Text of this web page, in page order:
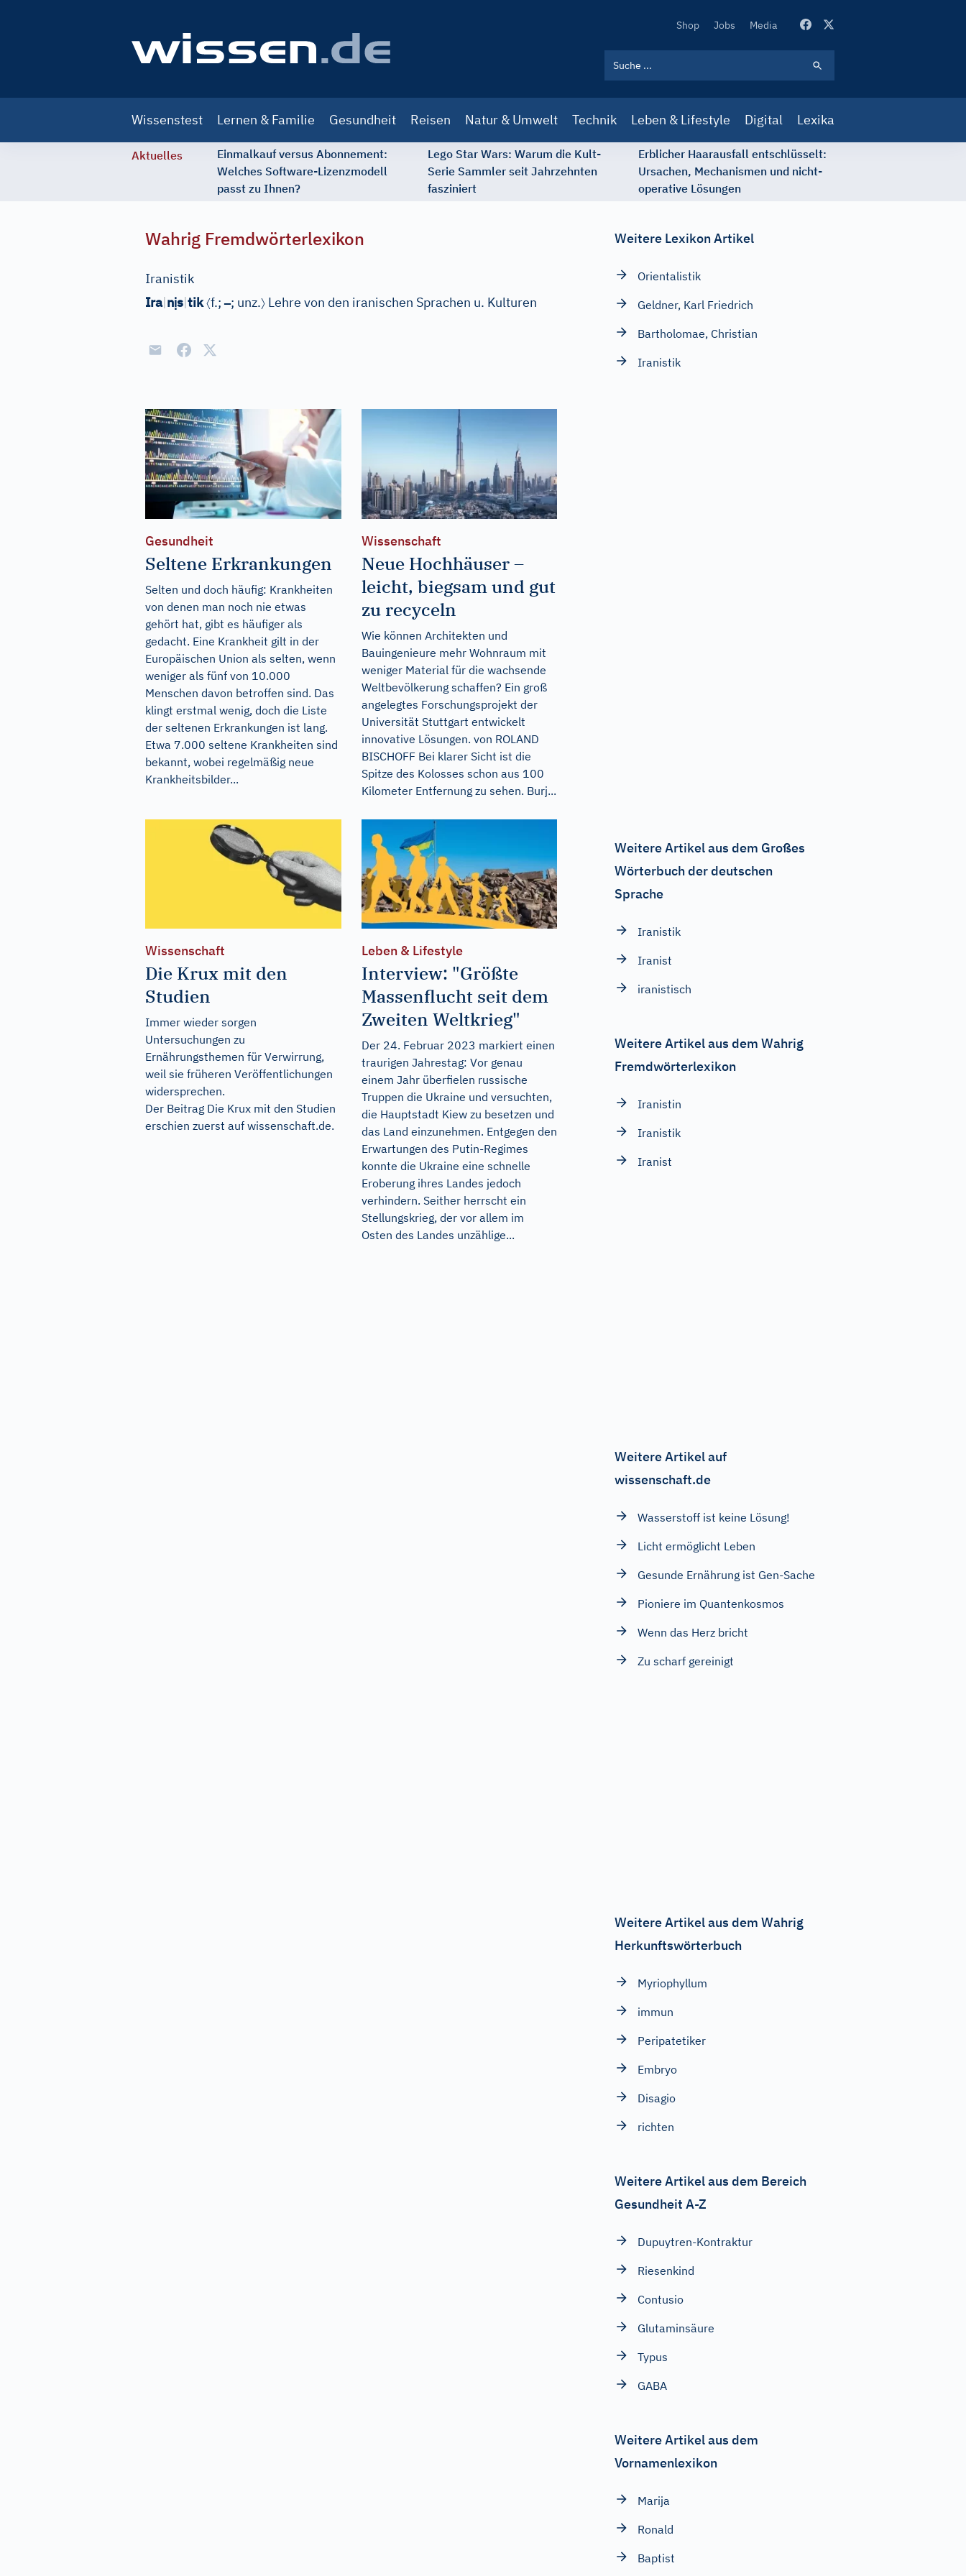
Secondary
Shop Jobs Media
navigation
Wissenstest Lernen & Familie Gesundheit Reisen Natur & Umwelt Technik Leben & Lifestyle Digital Lexika
Aktuelles
Einmalkauf versus Abonnement:
Welches Software-Lizenzmodell
passt zu Ihnen?
Lego Star Wars: Warum die Kult-
Serie Sammler seit Jahrzehnten
fasziniert
Erblicher Haarausfall entschlüsselt:
Ursachen, Mechanismen und nicht-
operative Lösungen
Wahrig Fremdwörterlexikon
Iranistik
Ira|nịs|tik〈f.;–; unz.〉 Lehre von den iranischen Sprachen u. Kulturen
Gesundheit
Seltene Erkrankungen
Selten und doch häufig: Krankheiten
von denen man noch nie etwas
gehört hat, gibt es häufiger als
gedacht. Eine Krankheit gilt in der
Europäischen Union als selten, wenn
weniger als fünf von 10.000
Menschen davon betroffen sind. Das
klingt erstmal wenig, doch die Liste
der seltenen Erkrankungen ist lang.
Etwa 7.000 seltene Krankheiten sind
bekannt, wobei regelmäßig neue
Krankheitsbilder...
Wissenschaft
Neue Hochhäuser –
leicht, biegsam und gut
zu recyceln
Wie können Architekten und
Bauingenieure mehr Wohnraum mit
weniger Material für die wachsende
Weltbevölkerung schaffen? Ein groß
angelegtes Forschungsprojekt der
Universität Stuttgart entwickelt
innovative Lösungen. von ROLAND
BISCHOFF Bei klarer Sicht ist die
Spitze des Kolosses schon aus 100
Kilometer Entfernung zu sehen. Burj...
Wissenschaft
Die Krux mit den
Studien
Immer wieder sorgen
Untersuchungen zu
Ernährungsthemen für Verwirrung,
weil sie früheren Veröffentlichungen
widersprechen.
Der Beitrag Die Krux mit den Studien
erschien zuerst auf wissenschaft.de.
Leben & Lifestyle
Interview: "Größte
Massenflucht seit dem
Zweiten Weltkrieg"
Der 24. Februar 2023 markiert einen
traurigen Jahrestag: Vor genau
einem Jahr überfielen russische
Truppen die Ukraine und versuchten,
die Hauptstadt Kiew zu besetzen und
das Land einzunehmen. Entgegen den
Erwartungen des Putin-Regimes
konnte die Ukraine eine schnelle
Eroberung ihres Landes jedoch
verhindern. Seither herrscht ein
Stellungskrieg, der vor allem im
Osten des Landes unzählige...
Weitere Lexikon Artikel
Orientalistik
Geldner, Karl Friedrich
Bartholomae, Christian
Iranistik
Weitere Artikel aus dem Großes
Wörterbuch der deutschen
Sprache
Iranistik
Iranist
iranistisch
Weitere Artikel aus dem Wahrig
Fremdwörterlexikon
Iranistin
Iranistik
Iranist
Weitere Artikel auf
wissenschaft.de
Wasserstoff ist keine Lösung!
Licht ermöglicht Leben
Gesunde Ernährung ist Gen-Sache
Pioniere im Quantenkosmos
Wenn das Herz bricht
Zu scharf gereinigt
Weitere Artikel aus dem Wahrig
Herkunftswörterbuch
Myriophyllum
immun
Peripatetiker
Embryo
Disagio
richten
Weitere Artikel aus dem Bereich
Gesundheit A-Z
Dupuytren-Kontraktur
Riesenkind
Contusio
Glutaminsäure
Typus
GABA
Weitere Artikel aus dem
Vornamenlexikon
Marija
Ronald
Baptist